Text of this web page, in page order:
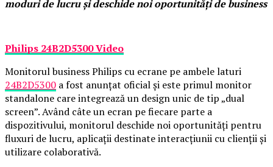
moduri de lucru și deschide noi oportunități de business
Philips 24B2D5300 Video
Monitorul business Philips cu ecrane pe ambele laturi
24B2D5300 a fost anunțat oficial și este primul monitor
standalone care integrează un design unic de tip „dual
screen”. Având câte un ecran pe fiecare parte a
dispozitivului, monitorul deschide noi oportunități pentru
fluxuri de lucru, aplicații destinate interacțiunii cu clienții și
utilizare colaborativă.